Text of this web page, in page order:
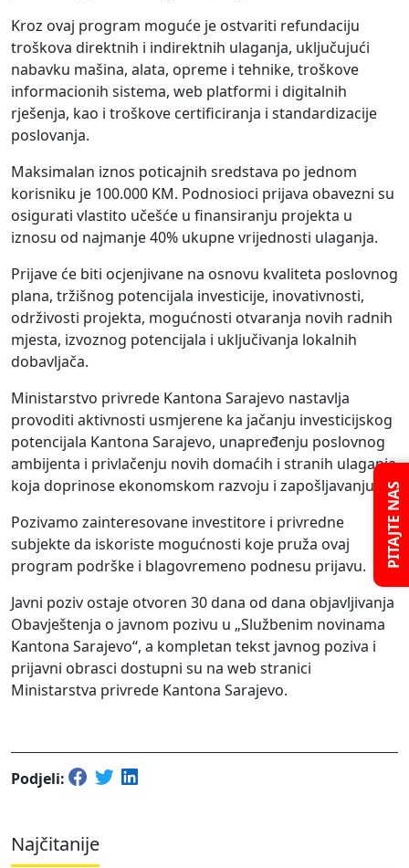
PITAJTE NAS
Kroz ovaj program moguće je ostvariti refundaciju
troškova direktnih i indirektnih ulaganja, uključujući
nabavku mašina, alata, opreme i tehnike, troškove
informacionih sistema, web platformi i digitalnih
rješenja, kao i troškove certificiranja i standardizacije
poslovanja.
Maksimalan iznos poticajnih sredstava po jednom
korisniku je 100.000 KM. Podnosioci prijava obavezni su
osigurati vlastito učešće u finansiranju projekta u
iznosu od najmanje 40% ukupne vrijednosti ulaganja.
Prijave će biti ocjenjivane na osnovu kvaliteta poslovnog
plana, tržišnog potencijala investicije, inovativnosti,
održivosti projekta, mogućnosti otvaranja novih radnih
mjesta, izvoznog potencijala i uključivanja lokalnih
dobavljača.
Ministarstvo privrede Kantona Sarajevo nastavlja
provoditi aktivnosti usmjerene ka jačanju investicijskog
potencijala Kantona Sarajevo, unapređenju poslovnog
ambijenta i privlačenju novih domaćih i stranih ulaganja
koja doprinose ekonomskom razvoju i zapošljavanju.
Pozivamo zainteresovane investitore i privredne
subjekte da iskoriste mogućnosti koje pruža ovaj
program podrške i blagovremeno podnesu prijavu.
Javni poziv ostaje otvoren 30 dana od dana objavljivanja
Obavještenja o javnom pozivu u „Službenim novinama
Kantona Sarajevo“, a kompletan tekst javnog poziva i
prijavni obrasci dostupni su na web stranici
Ministarstva privrede Kantona Sarajevo.
Podjeli:
Najčitanije